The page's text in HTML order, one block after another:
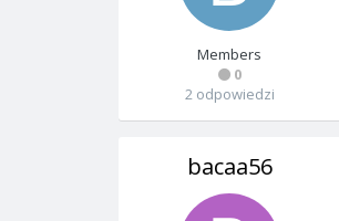
Members
0
2 odpowiedzi
bacaa56